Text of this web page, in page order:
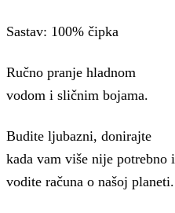
Sastav: 100% čipka
Ručno pranje hladnom
vodom i sličnim bojama.
Budite ljubazni, donirajte
kada vam više nije potrebno i
vodite računa o našoj planeti.